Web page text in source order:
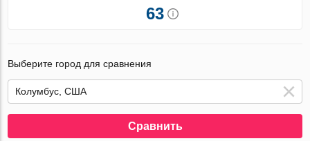
63
Выберите город для сравнения
Сравнить